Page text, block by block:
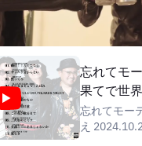
忘れてモ
果てで世
Trailer）
忘れてモー
え 2024.10.23